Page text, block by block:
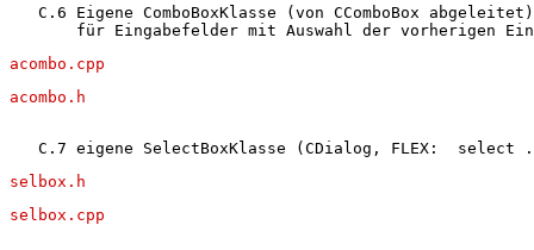
C.6 Eigene ComboBoxKlasse (von CComboBox abgeleitet)
für Eingabefelder mit Auswahl der vorherigen
acombo.cpp
acombo.h
C.7 eigene SelectBoxKlasse (CDialog, FLEX:
selbox.h
selbox.cpp